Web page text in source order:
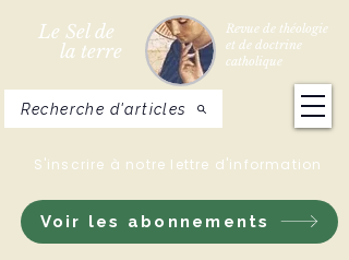
Le Sel de
la terre
Revue de théologie
et de doctrine
catholique
Voir les abonnements
S'inscrire à notre lettre d'information
Recherche d'articles